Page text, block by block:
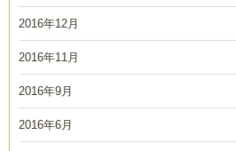
2016年12月
2016年11月
2016年9月
2016年6月